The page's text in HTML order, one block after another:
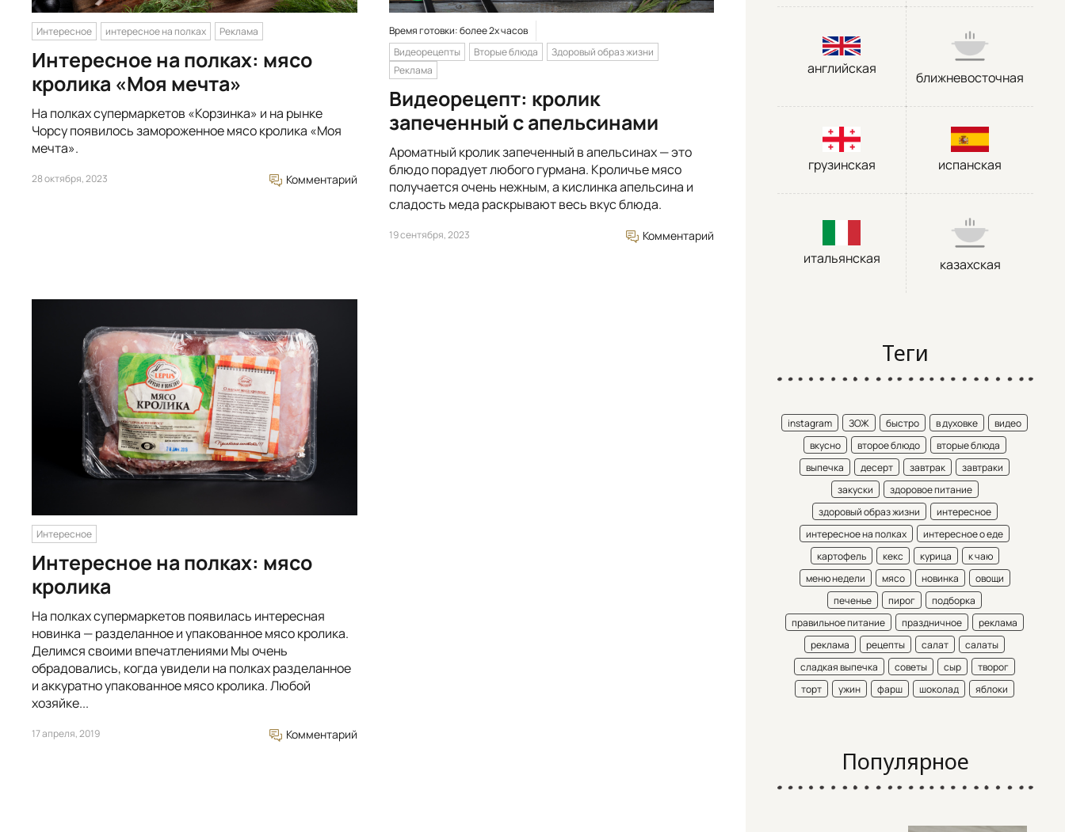
Интересное интересное на полках Реклама
Интересное на полках: мясо
кролика «Моя мечта»
На полках супермаркетов «Корзинка» и на рынке
Чорсу появилось замороженное мясо кролика «Моя
мечта».
28 октября, 2023 Комментарий
Время готовки: более 2х часов
Видеорецепты
Вторые блюда
Здоровый образ жизни
Реклама
Видеорецепт: кролик
запеченный с апельсинами
Ароматный кролик запеченный в апельсинах — это
блюдо порадует любого гурмана. Кроличье мясо
получается очень нежным, а кислинка апельсина и
сладость меда раскрывают весь вкус блюда.
19 сентября, 2023 Комментарий
Интересное
Интересное на полках: мясо
кролика
На полках супермаркетов появилась интересная
новинка — разделанное и упакованное мясо кролика.
Делимся своими впечатлениями Мы очень
обрадовались, когда увидели на полках разделанное
и аккуратно упакованное мясо кролика. Любой
хозяйке...
17 апреля, 2019 Комментарий
английская
ближневосточная
грузинская испанская
итальянская казахская
Теги
instagram ЗОЖ быстро в духовке
видео
вкусно
второе блюдо
вторые блюда
выпечка
десерт завтрак
завтраки
закуски
здоровое питание
здоровый образ жизни
интересное
интересное на полках
интересное о еде
картофель
кекс курица
к чаю
меню недели
мясо новинка
овощи
печенье
пирог
подборка
правильное питание
праздничное
реклама
реклама
рецепты салат
салаты
сладкая выпечка
советы сыр
творог
торт
ужин фарш шоколад яблоки
Популярное